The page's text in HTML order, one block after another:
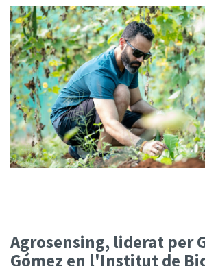
Agrosensing, liderat per
Gómez en l'Institut de